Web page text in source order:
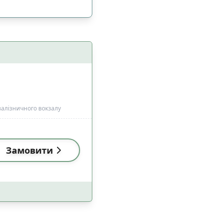
(18:00-22:59)
(18:00-22:59) 4
вокзалу
Замовити